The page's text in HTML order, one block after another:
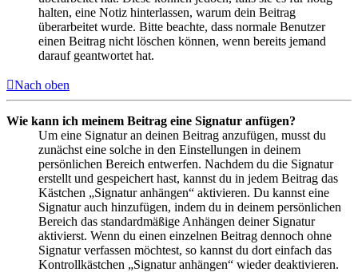
halten, eine Notiz hinterlassen, warum dein Beitrag
überarbeitet wurde. Bitte beachte, dass normale Benutzer
einen Beitrag nicht löschen können, wenn bereits jemand
darauf geantwortet hat.
Nach oben
Wie kann ich meinem Beitrag eine Signatur anfügen?
Um eine Signatur an deinen Beitrag anzufügen, musst du
zunächst eine solche in den Einstellungen in deinem
persönlichen Bereich entwerfen. Nachdem du die Signatur
erstellt und gespeichert hast, kannst du in jedem Beitrag das
Kästchen „Signatur anhängen“ aktivieren. Du kannst eine
Signatur auch hinzufügen, indem du in deinem persönlichen
Bereich das standardmäßige Anhängen deiner Signatur
aktivierst. Wenn du einen einzelnen Beitrag dennoch ohne
Signatur verfassen möchtest, so kannst du dort einfach das
Kontrollkästchen „Signatur anhängen“ wieder deaktivieren.